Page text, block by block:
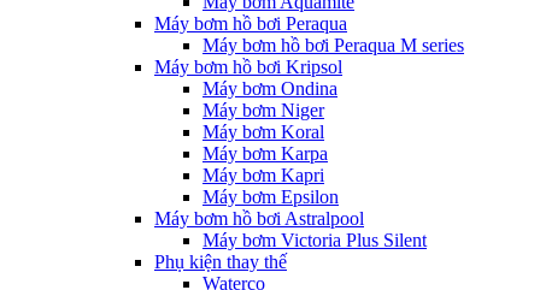
Máy bơm hồ bơi Peraqua
Máy bơm hồ bơi Peraqua M series
Máy bơm hồ bơi Kripsol
Máy bơm Ondina
Máy bơm Niger
Máy bơm Koral
Máy bơm Karpa
Máy bơm Kapri
Máy bơm Epsilon
Máy bơm hồ bơi Astralpool
Máy bơm Victoria Plus Silent
Phụ kiện thay thế
Waterco